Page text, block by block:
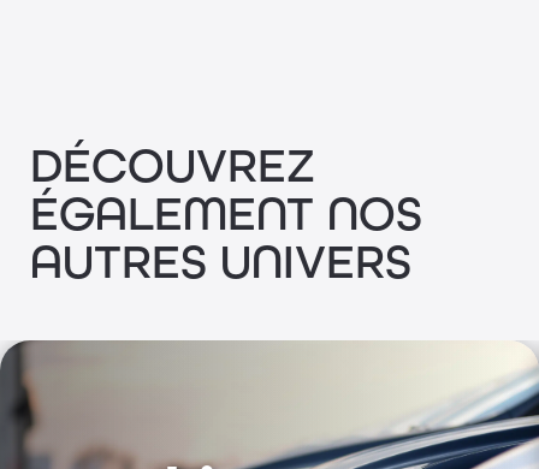
DÉCOUVREZ
ÉGALEMENT NOS
AUTRES UNIVERS